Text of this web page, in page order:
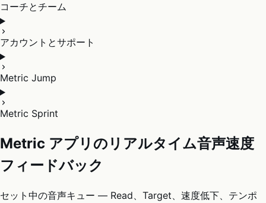
コーチとチーム
アカウントとサポート
Metric Jump
Metric Sprint
Metric アプリのリアルタイム音声速度
フィードバック
セット中の音声キュー — Read、Target、速度低下、テンポ